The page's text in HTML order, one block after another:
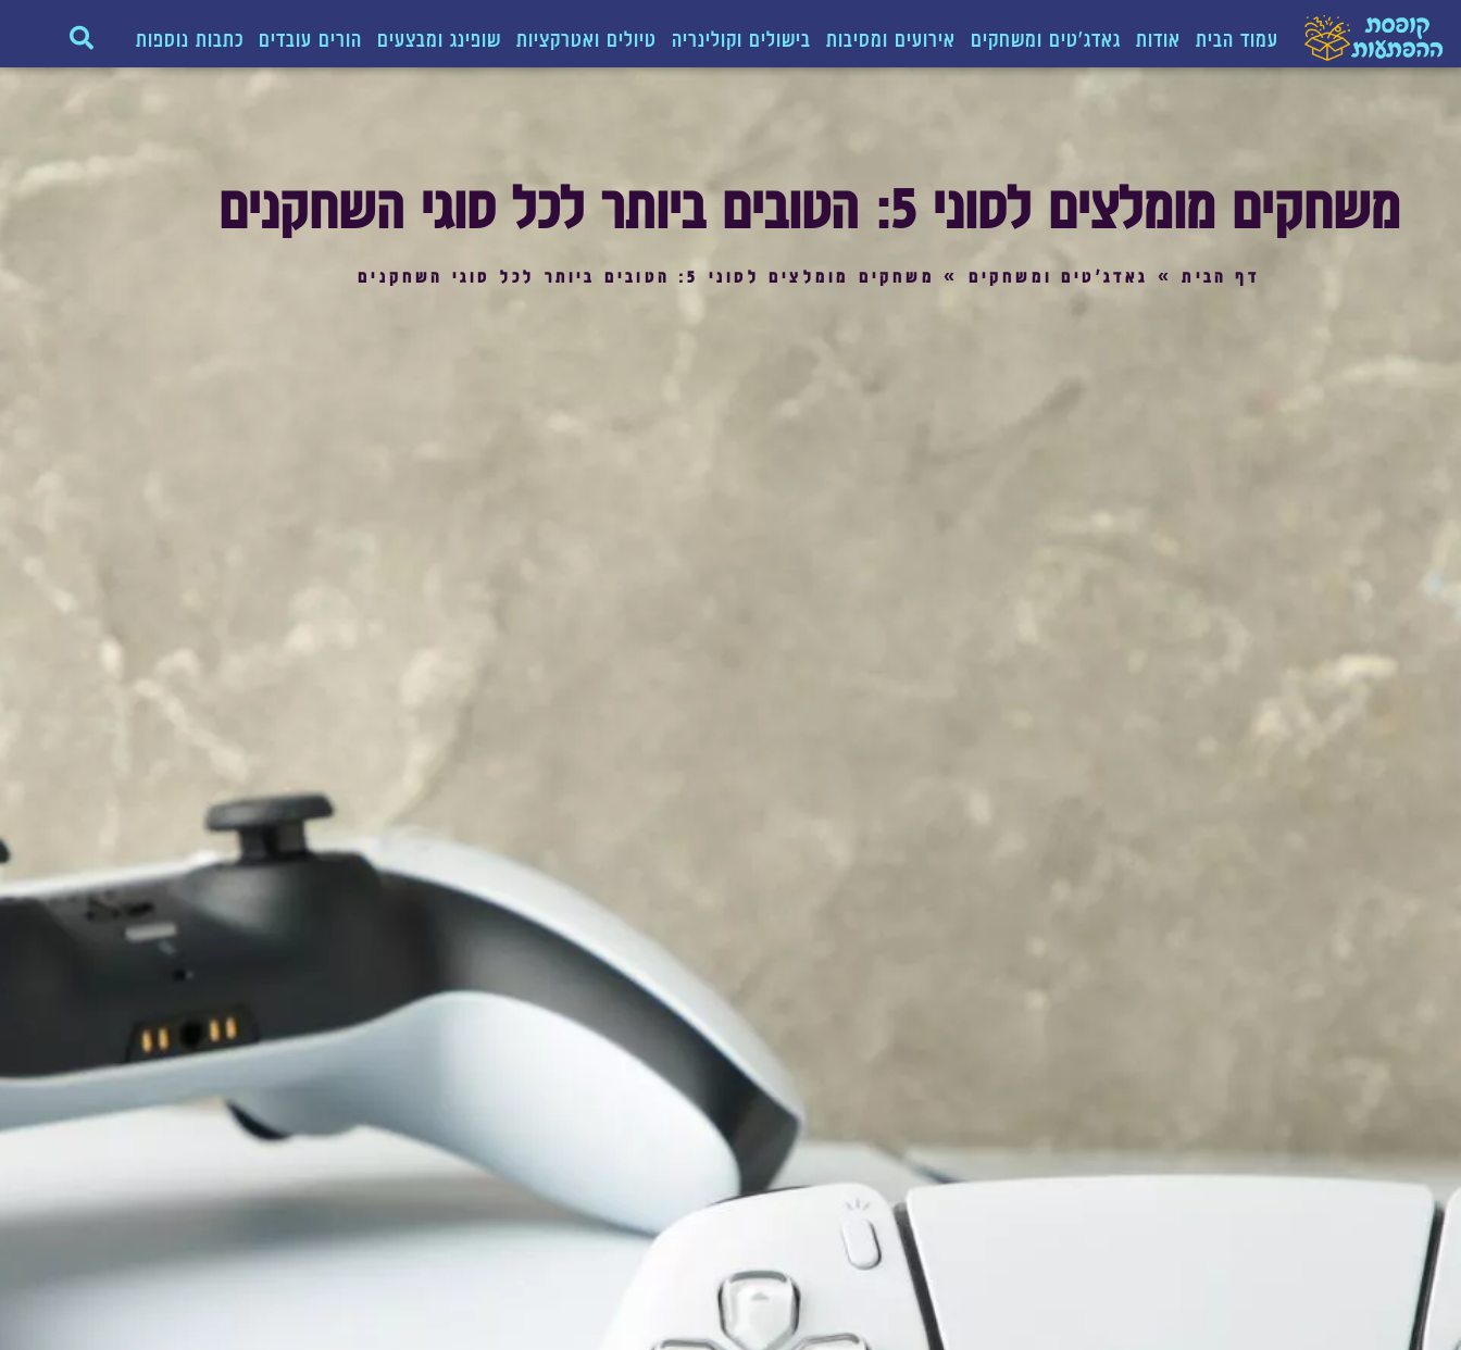
עמוד הבית אודות גאדג'טים ומשחקים אירועים ומסיבות בישולים וקולינריה טיולים ואטרקציות שופינג ומבצעים הורים עובדים כתבות נוספות
משחקים מומלצים לסוני 5: הטובים ביותר לכל סוגי השחקנים
דף הבית» גאדג'טים ומשחקים » משחקים מומלצים לסוני 5: הטובים ביותר לכל סוגי השחקנים